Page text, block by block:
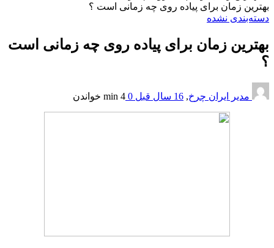
بهترین زمان برای پیاده روی چه زمانی است ؟
دسته‌بندی نشده
بهترین زمان برای پیاده روی چه زمانی است
؟
مدیر ایران چرخ, 16 سال قبل 0
4 min خواندن